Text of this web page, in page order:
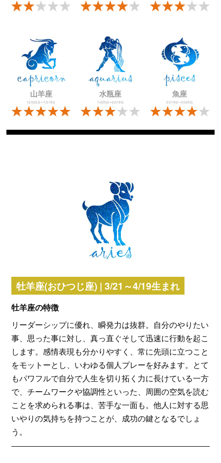
山羊座
12月22日〜1月19日
水瓶座
1月20日〜2月18日
魚座
2月19日〜3月20日
牡羊座(おひつじ座) | 3/21～4/19生まれ
牡羊座の特徴
リーダーシップに優れ、瞬発力は抜群。自分のやりたい
事、思った事に対し、真っ直ぐそして迅速に行動を起こ
します。感情表現も分かりやすく、常に先頭に立つこと
をモットーとし、いわゆる個人プレーを好みます。とて
もパワフルで自分で人生を切り拓く力に長けている一方
で、チームワークや協調性といった、周囲の空気を読む
ことを求められる事は、苦手な一面も。他人に対する思
いやりの気持ちを持つことが、成功の鍵となるでしょ
う。